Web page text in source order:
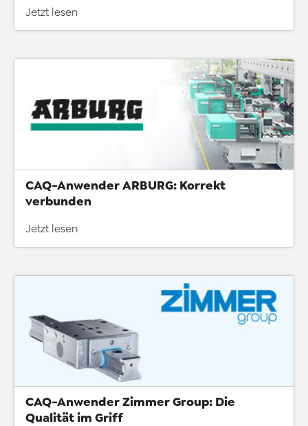
Jetzt lesen
CAQ-Anwender ARBURG: Korrekt
verbunden
Jetzt lesen
CAQ-Anwender Zimmer Group: Die
Qualität im Griff